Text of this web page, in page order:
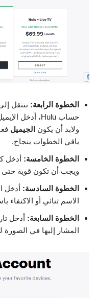
الخطوة الرابعة: تنتقل
حساب Hulu، أدخل الإيميل الخاص بك في الخانة الأولى
ولابد أن يكون الجيميل
باقي الخطوات بنجاح.
الخطوة الخامسة:
ويجب أن تكون قوية حتى
الخطوة السادسة:
الاسم ثنائي أو
الخطوة السابعة: أدخل
المشار إليها في الصورة